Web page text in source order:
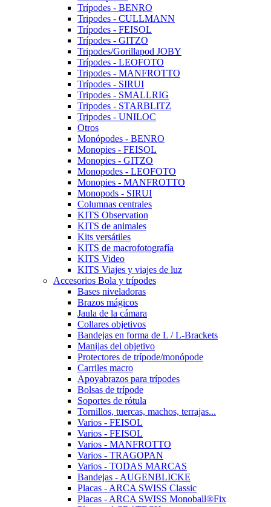
Trípodes - BENRO
Tripodes - CULLMANN
Trípodes - FEISOL
Trípodes - GITZO
Tripodes/Gorillapod JOBY
Trípodes - LEOFOTO
Tripodes - MANFROTTO
Trípodes - SIRUI
Tripodes - SMALLRIG
Tripodes - STARBLITZ
Tripodes - UNILOC
Otros
Monópodes - BENRO
Monopies - FEISOL
Monopies - GITZO
Monopodes - LEOFOTO
Monopies - MANFROTTO
Monopods - SIRUI
Columnas centrales
KITS Observation
KITS de animales
Kits versátiles
KITS de macrofotografía
KITS Video
KITS Viajes y viajes de luz
Accesorios Bola y trípodes
Bases niveladoras
Brazos mágicos
Jaula de la cámara
Collares objetivos
Bandejas en forma de L / L-Brackets
Manijas del objetivo
Protectores de trípode/monópode
Carriles macro
Apoyabrazos para trípodes
Bolsas de trípode
Soportes de rótula
Tornillos, tuercas, machos, terrajas...
Varios - FEISOL
Varios - FEISOL
Varios - MANFROTTO
Varios - TRAGOPAN
Varios - TODAS MARCAS
Bandejas - AUGENBLICKE
Placas - ARCA SWISS Classic
Placas - ARCA SWISS Monoball®Fix